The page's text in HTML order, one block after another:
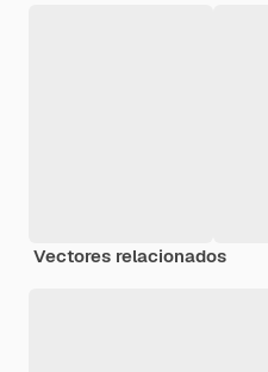
Vectores relacionados